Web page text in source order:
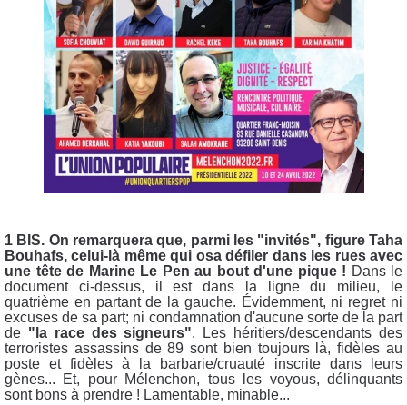
1 BIS. On remarquera que, parmi les "invités", figure Taha
Bouhafs, celui-là même qui osa défiler dans les rues avec
une tête de Marine Le Pen au bout d'une pique ! Dans le
document ci-dessus, il est dans la ligne du milieu, le
quatrième en partant de la gauche. Évidemment, ni regret ni
excuses de sa part; ni condamnation d'aucune sorte de la part
de "la race des signeurs". Les héritiers/descendants des
terroristes assassins de 89 sont bien toujours là, fidèles au
poste et fidèles à la barbarie/cruauté inscrite dans leurs
gènes... Et, pour Mélenchon, tous les voyous, délinquants
sont bons à prendre ! Lamentable, minable...